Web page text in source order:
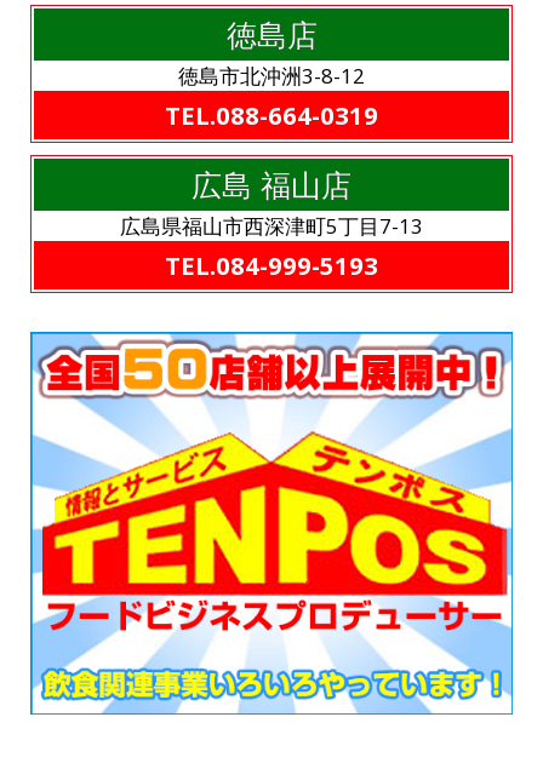
徳島店
徳島市北沖洲3-8-12
TEL.088-664-0319
広島 福山店
広島県福山市西深津町5丁目7-13
TEL.084-999-5193